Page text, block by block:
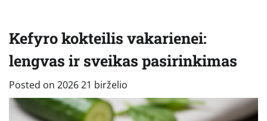
Kefyro kokteilis vakarienei:
lengvas ir sveikas pasirinkimas
Posted on 2026 21 birželio